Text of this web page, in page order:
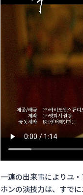
一連の出来事によりユ
ホンの演技力は、すで